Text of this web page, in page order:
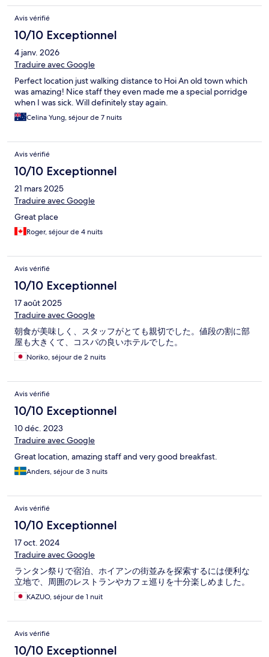
Avis vérifié
10/10 Exceptionnel
4 janv. 2026
Traduire avec Google
Perfect location just walking distance to Hoi An old town which
was amazing! Nice staff they even made me a special porridge
when I was sick. Will definitely stay again.
Celina Yung, séjour de 7 nuits
Avis vérifié
10/10 Exceptionnel
21 mars 2025
Traduire avec Google
Great place
Roger, séjour de 4 nuits
Avis vérifié
10/10 Exceptionnel
17 août 2025
Traduire avec Google
朝食が美味しく、スタッフがとても親切でした。値段の割に部
屋も大きくて、コスパの良いホテルでした。
Noriko, séjour de 2 nuits
Avis vérifié
10/10 Exceptionnel
10 déc. 2023
Traduire avec Google
Great location, amazing staff and very good breakfast.
Anders, séjour de 3 nuits
Avis vérifié
10/10 Exceptionnel
17 oct. 2024
Traduire avec Google
ランタン祭りで宿泊、ホイアンの街並みを探索するには便利な
立地で、周囲のレストランやカフェ巡りを十分楽しめました。
KAZUO, séjour de 1 nuit
Avis vérifié
10/10 Exceptionnel